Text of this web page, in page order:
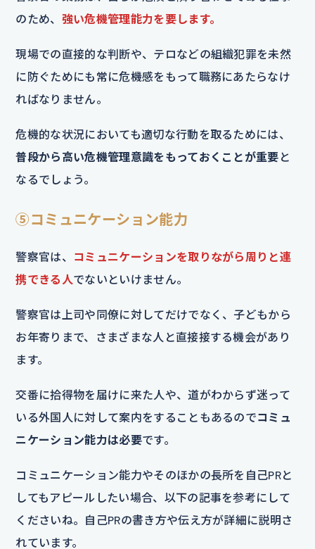
のため、 強い危機管理能力を要します。
現場での直接的な判断や、テロなどの組織犯罪を未然
に防ぐためにも常に危機感をもって職務にあたらなけ
ればなりません。
危機的な状況においても適切な行動を取るためには、
普段から高い危機管理意識をもっておくことが重要 と
なるでしょう。
⑤コミュニケーション能力
警察官は、
コミュニケーションを取りながら周りと連
携できる人でないといけません。
警察官は上司や同僚に対してだけでなく、子どもから
お年寄りまで、さまざまな人と直接接する機会があり
ます。
交番に拾得物を届けに来た人や、道がわからず迷って
いる外国人に対して案内をすることもあるのでコミュ
ニケーション能力は必要です。
コミュニケーション能力やそのほかの長所を自己PRと
してもアピールしたい場合、以下の記事を参考にして
くださいね。自己PRの書き方や伝え方が詳細に説明さ
れています。